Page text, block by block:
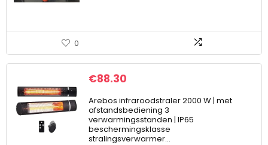
0
€88.30
Arebos infraroodstraler 2000 W | met
afstandsbediening 3
verwarmingsstanden | IP65
beschermingsklasse
stralingsverwarmer…